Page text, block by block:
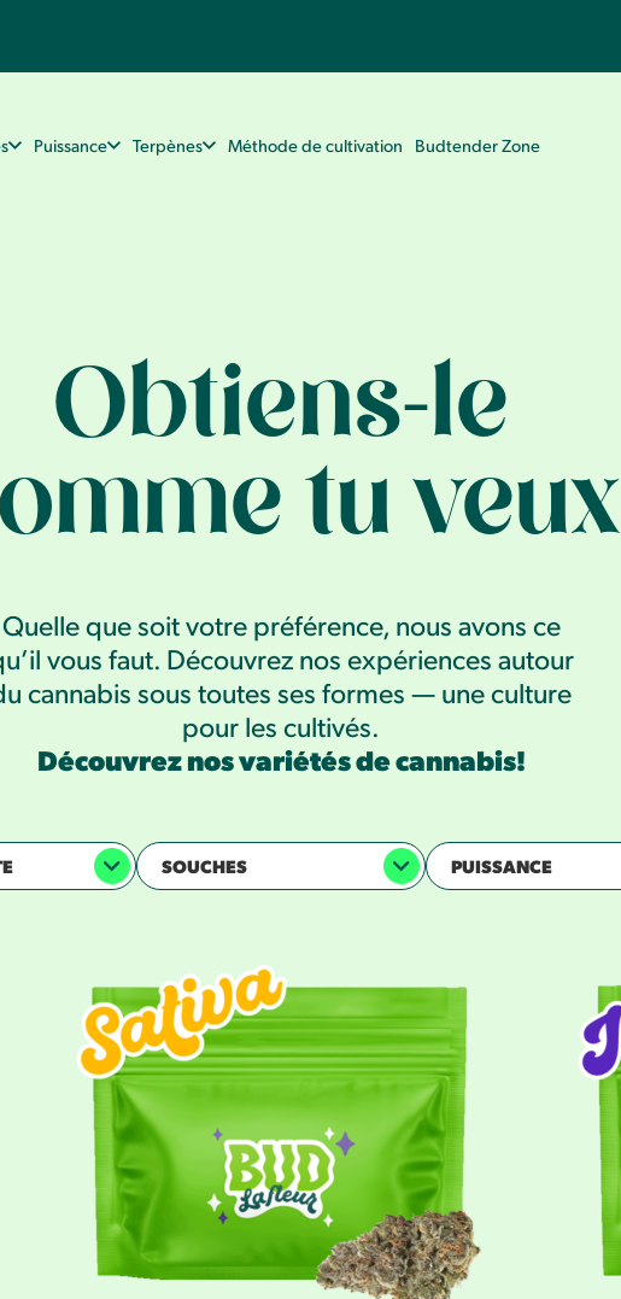
Puissance Terpènes Méthode de cultivation Budtender Zone
Obtiens-le
tu veux
Quelle que soit votre préférence, nous avons ce
vous faut. Découvrez nos expériences autour
cannabis sous toutes ses formes — une culture
pour les cultivés.
Découvrez nos variétés de cannabis!
SOUCHES PUISSANCE